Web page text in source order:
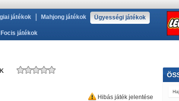
játékok Mahjong játékok Ügyességi játékok
Focis játékok
Hibás játék jelentése